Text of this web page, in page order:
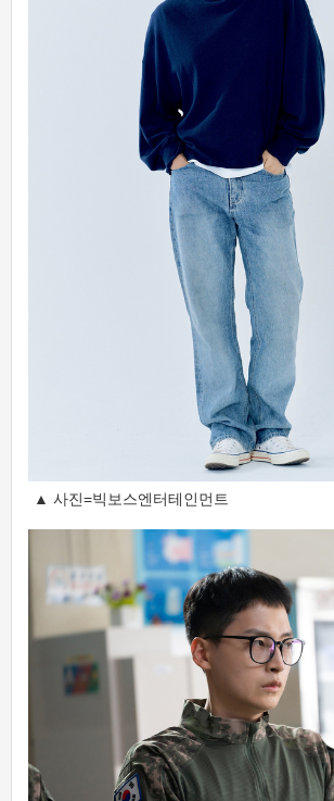
▲ 사진=빅보스엔터테인먼트